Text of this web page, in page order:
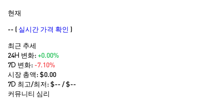
현재
-- ( 실시간 가격 확인 )
최근 추세
24H 변화:+0.00%
7D 변화: -7.10%
시장 총액:$0.00
7D 최고/최저: $-- / $--
커뮤니티 심리